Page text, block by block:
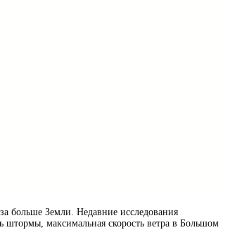
больше Земли. Недавние исследования
штормы, максимальная скорость ветра в Большом